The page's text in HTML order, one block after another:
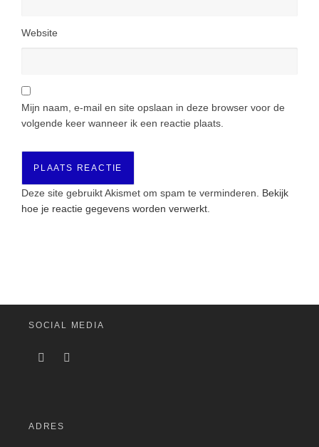
Website
Mijn naam, e-mail en site opslaan in deze browser voor de
volgende keer wanneer ik een reactie plaats.
Deze site gebruikt Akismet om spam te verminderen. Bekijk
hoe je reactie gegevens worden verwerkt
SOCIAL MEDIA
ADRES